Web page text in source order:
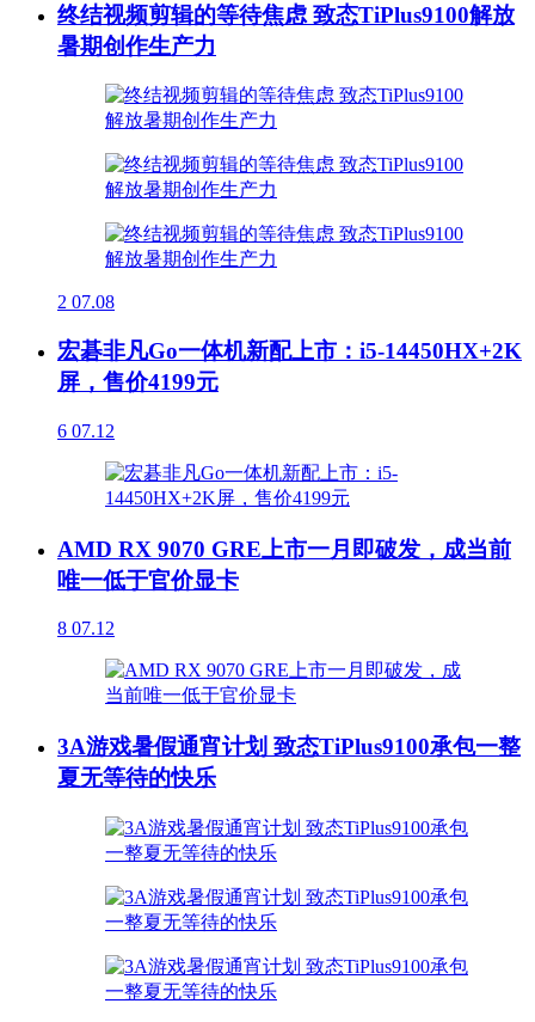
终结视频剪辑的等待焦虑 致态TiPlus9100解放
暑期创作生产力
2 07.08
宏碁非凡Go一体机新配上市：i5-14450HX+2K
屏，售价4199元
6 07.12
AMD RX 9070 GRE上市一月即破发，成当前
唯一低于官价显卡
8 07.12
3A游戏暑假通宵计划 致态TiPlus9100承包一整
夏无等待的快乐